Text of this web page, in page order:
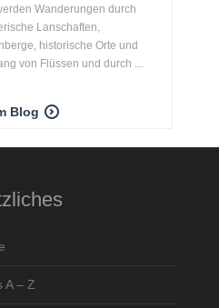
Wanderungen durch
Lanschaften,
historische Orte und
von Flüssen und durch ...
Blog
A – Z